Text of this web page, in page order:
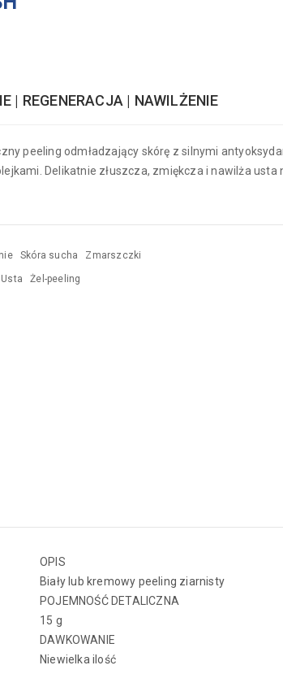
| REGENERACJA | NAWILŻENIE
peeling odmładzający skórę z silnymi
Delikatnie złuszcza, zmiękcza i nawilża usta
Skóra sucha Zmarszczki
Usta Żel-peeling
OPIS
Biały lub kremowy peeling ziarnisty
POJEMNOŚĆ DETALICZNA
15 g
DAWKOWANIE
Niewielka ilość